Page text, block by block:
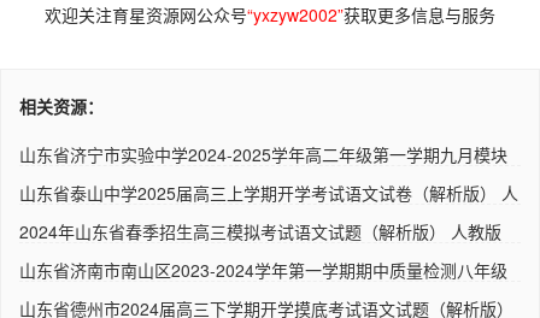
欢迎关注育星资源网公众号“yxzyw2002”获取更多信息与服务
相关资源：
山东省济宁市实验中学2024-2025学年高二年级第一学期九月模块
山东省泰山中学2025届高三上学期开学考试语文试卷（解析版） 人
2024年山东省春季招生高三模拟考试语文试题（解析版） 人教版
山东省济南市南山区2023-2024学年第一学期期中质量检测八年级
山东省德州市2024届高三下学期开学摸底考试语文试题（解析版）